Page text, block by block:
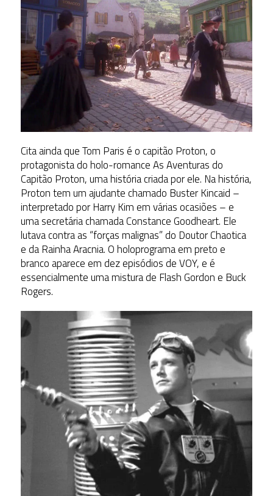
Cita ainda que Tom Paris é o capitão Proton, o
protagonista do holo-romance As Aventuras do
Capitão Proton, uma história criada por ele. Na história,
Proton tem um ajudante chamado Buster Kincaid –
interpretado por Harry Kim em várias ocasiões – e
uma secretária chamada Constance Goodheart. Ele
lutava contra as “forças malignas” do Doutor Chaotica
e da Rainha Aracnia. O holoprograma em preto e
branco aparece em dez episódios de VOY, e é
essencialmente uma mistura de Flash Gordon e Buck
Rogers.